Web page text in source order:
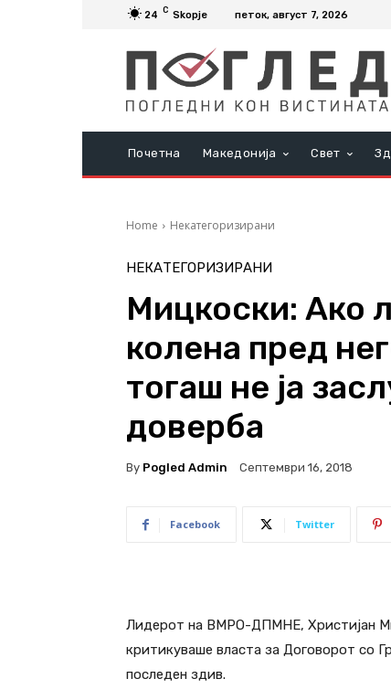
24 C Skopje петок, август 7, 2026
Почетна Македонија Свет
Home Некатегоризирани
НЕКАТЕГОРИЗИРАНИ
Мицкоски: Ако
колена пред
тогаш не ја
доверба
By Pogled Admin Септември 16, 2018
Facebook Twitter
Лидерот на ВМРО-ДПМНЕ, Христијан
критикуваше власта за Договорот со
последен здив.